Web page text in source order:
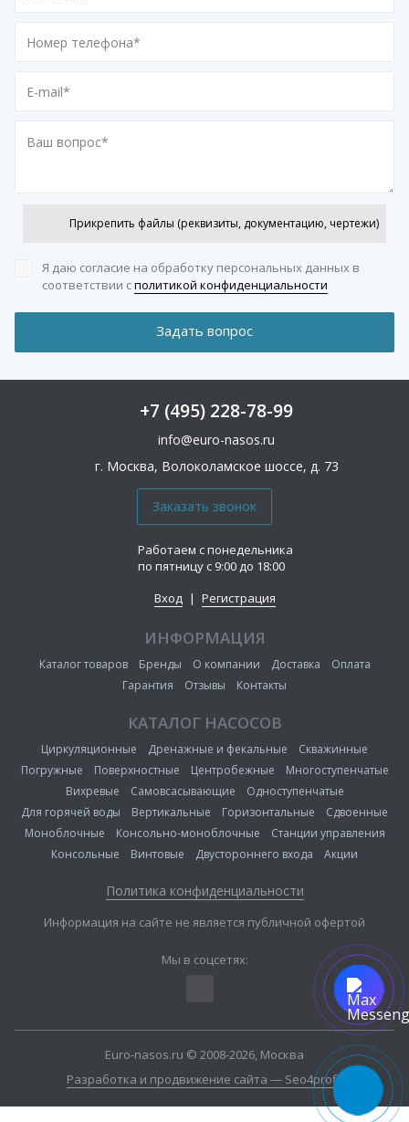
Прикрепить файлы (реквизиты, документацию, чертежи)
Я даю согласие на обработку персональных данных в
соответствии сполитикой конфиденциальности
+7 (495) 228-78-99
info@euro-nasos.ru
г. Москва, Волоколамское шоссе, д. 73
Работаем с понедельника
по пятницу с 9:00 до 18:00
Вход | Регистрация
ИНФОРМАЦИЯ
Каталог товаров Бренды О компании Доставка
Оплата
Гарантия
Отзывы Контакты
КАТАЛОГ НАСОСОВ
Циркуляционные Дренажные и фекальные
Скважинные
Погружные
Поверхностные Центробежные
Многоступенчатые
Вихревые
Самовсасывающие
Одноступенчатые
Для горячей воды
Вертикальные Горизонтальные
Сдвоенные
Моноблочные
Консольно-моноблочные
Станции управления
Консольные
Винтовые Двустороннего входа Акции
Политика конфиденциальности
Информация на сайте не является публичной офертой
Мы в соцсетях:
Euro-nasos.ru © 2008-2026, Москва
Разработка и продвижение сайта — Seo4profit